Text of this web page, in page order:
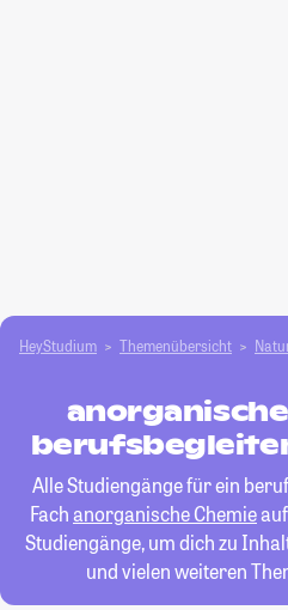
HeyStudium Themenübersicht
Alle Studiengänge für ein
Fachanorganische Chemie
Studiengänge, um dich zu
und vielen weiteren